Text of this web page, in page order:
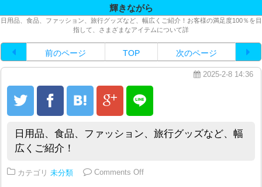
輝きながら
日用品、食品、ファッション、旅行グッズなど、幅広くご紹介！お客様の満足度100％を目
指して、さまざまなアイテムについて詳
前のページ TOP 次のページ
2025-2-8 14:36
日用品、食品、ファッション、旅行グッズなど、幅
広くご紹介！
カテゴリ 未分類 Comments Offon 日用品、食品、ファッション